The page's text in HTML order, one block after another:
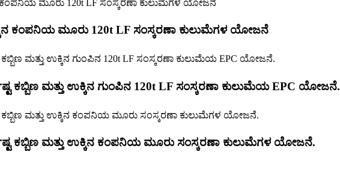
ಕಂಪನಿಯ ಮೂರು 120t LF ಸಂಸ್ಕರಣಾ ಕುಲುಮೆಗಳ ಯೋಜನೆ
ಕಬ್ಬಿಣ ಮತ್ತು ಉಕ್ಕಿನ ಗುಂಪಿನ 120t LF ಸಂಸ್ಕರಣಾ ಕುಲುಮೆಯ EPC ಯೋಜನೆ.
ಕಬ್ಬಿಣ ಮತ್ತು ಉಕ್ಕಿನ ಕಂಪನಿಯ ಮೂರು ಸಂಸ್ಕರಣಾ ಕುಲುಮೆಗಳ ಯೋಜನೆ.